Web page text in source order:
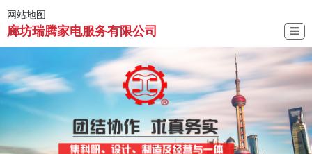
网站地图
廊坊瑞腾家电服务有限公司 ☰